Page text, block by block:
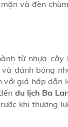
và đèn
từ nhựa cây
đánh bóng
với giá hấp dẫn
du lịch Ba
khi thương